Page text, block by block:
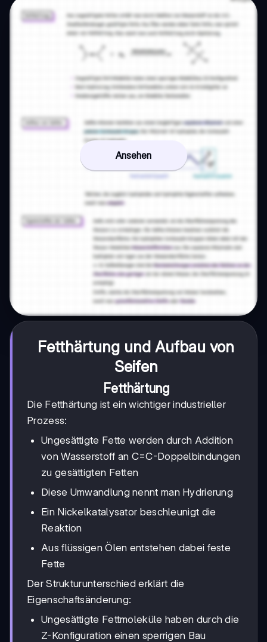
Ansehen
Fetthärtung und Aufbau von
Seifen
Fetthärtung
Die Fetthärtung ist ein wichtiger industrieller
Prozess:
Ungesättigte Fette werden durch Addition
von Wasserstoff an C=C-Doppelbindungen
zu gesättigten Fetten
Diese Umwandlung nennt man Hydrierung
Ein Nickelkatalysator beschleunigt die
Reaktion
Aus flüssigen Ölen entstehen dabei feste
Fette
Der Strukturunterschied erklärt die
Eigenschaftsänderung:
Ungesättigte Fettmoleküle haben durch die
Z-Konfiguration einen sperrigen Bau